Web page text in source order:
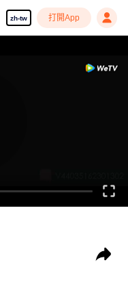
zh-tw 打開App